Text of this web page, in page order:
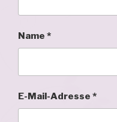
Name *
E-Mail-Adresse *